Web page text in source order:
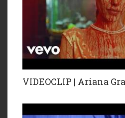
VIDEOCLIP | Ariana